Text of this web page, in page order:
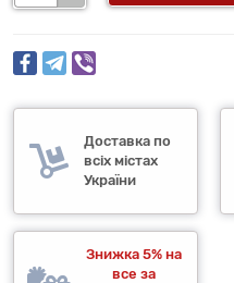
Доставка по
всіх містах
України
Знижка 5% на
все за